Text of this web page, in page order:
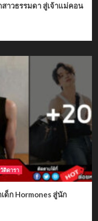
าวธรรมดา สู่เจ้าแม่คอน
ติดารา
ด็ก Hormones สู่นัก